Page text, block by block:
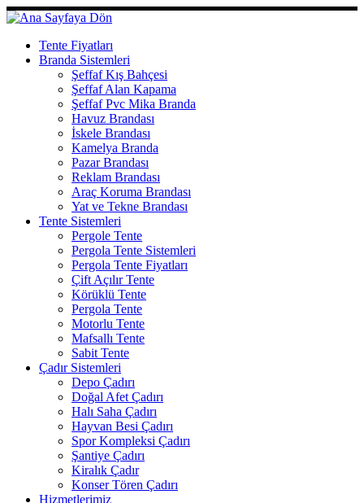
Skip
to
contentTente Fiyatları
Branda Sistemleri
Şeffaf Kış Bahçesi
Şeffaf Alan Kapama
Şeffaf Pvc Mika Branda
Havuz Brandası
İskele Brandası
Kamelya Branda
Pazar Brandası
Reklam Brandası
Araç Koruma Brandası
Yat ve Tekne Brandası
Tente Sistemleri
Pergole Tente
Pergola Tente Sistemleri
Pergola Tente Fiyatları
Çift Açılır Tente
Körüklü Tente
Pergola Tente
Motorlu Tente
Mafsallı Tente
Sabit Tente
Çadır Sistemleri
Depo Çadırı
Doğal Afet Çadırı
Halı Saha Çadırı
Hayvan Besi Çadırı
Spor Kompleksi Çadırı
Şantiye Çadırı
Kiralık Çadır
Konser Tören Çadırı
Hizmetlerimiz